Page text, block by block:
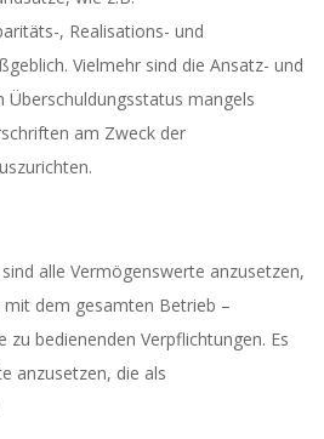
, Realisations- und
Vielmehr sind die Ansatz- und
mangels
am Zweck der
alle Vermögenswerte anzusetzen,
mit dem gesamten Betrieb –
bedienenden Verpflichtungen. Es
anzusetzen, die als